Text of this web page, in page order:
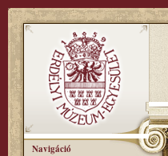
Navigáció